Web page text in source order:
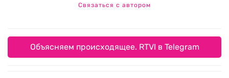
Связаться с автором
Объясняем происходящее. RTVI в Telegram